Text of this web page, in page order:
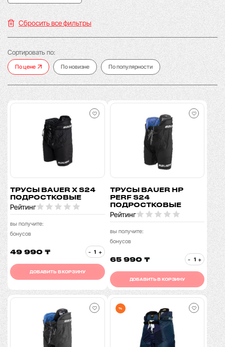
Сбросить все фильтры
Сортировать по:
По цене По новизне По популярности
ТРУСЫ BAUER X S24
ПОДРОСТКОВЫЕ
Рейтинг
вы получите:
бонусов
49 990 ₸ - +
ДОБАВИТЬ В КОРЗИНУ
ТРУСЫ BAUER HP
PERF S24
ПОДРОСТКОВЫЕ
Рейтинг
вы получите:
бонусов
65 990 ₸ - +
ДОБАВИТЬ В КОРЗИНУ
%